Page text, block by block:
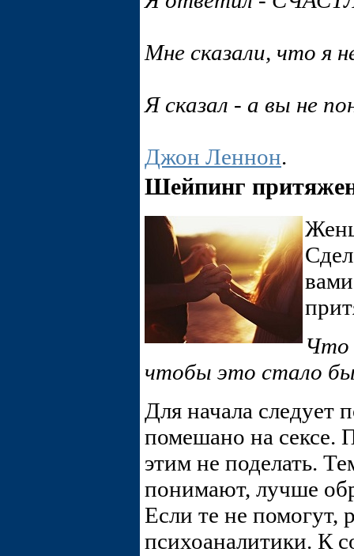
Мне сказали, что я
Я сказал - а вы не
Джон Леннон.
Шейпинг
Что
чтобы это стало
Для начала следует
помешано на сексе.
этим не поделать.
понимают, лучше
Если те не помогут,
психоаналитики. К